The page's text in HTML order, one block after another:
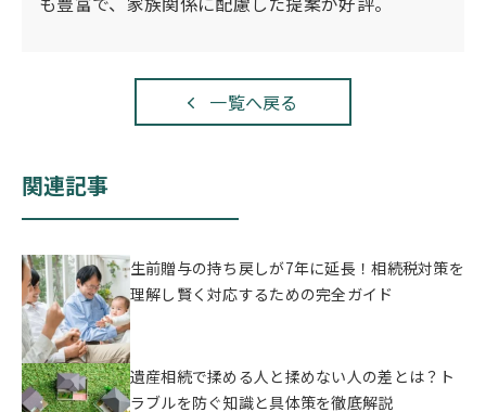
一覧へ戻る
関連記事
生前贈与の持ち戻しが7年に延長！相続税対策を
理解し賢く対応するための完全ガイド
遺産相続で揉める人と揉めない人の差とは？ト
ラブルを防ぐ知識と具体策を徹底解説